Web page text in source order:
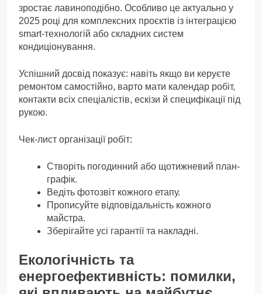
зростає лавиноподібно. Особливо це актуально у
2025 році для комплексних проєктів із інтеграцією
smart-технологій або складних систем
кондиціонування.
Успішний досвід показує: навіть якщо ви керуєте
ремонтом самостійно, варто мати календар робіт,
контакти всіх спеціалістів, ескізи й специфікації під
рукою.
Чек-лист організації робіт:
Створіть погодинний або щотижневий план-
графік.
Ведіть фотозвіт кожного етапу.
Прописуйте відповідальність кожного
майстра.
Зберігайте усі гарантії та накладні.
Екологічність та
енергоефективність: помилки,